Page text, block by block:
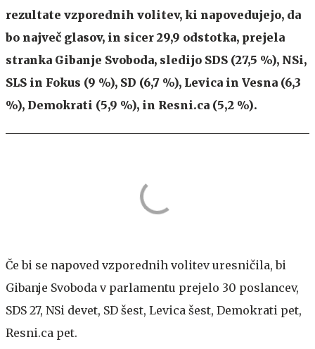
rezultate vzporednih volitev, ki napovedujejo, da
bo največ glasov, in sicer 29,9 odstotka, prejela
stranka Gibanje Svoboda, sledijo SDS (27,5 %), NSi,
SLS in Fokus (9 %), SD (6,7 %), Levica in Vesna (6,3
%), Demokrati (5,9 %), in Resni.ca (5,2 %).
Če bi se napoved vzporednih volitev uresničila, bi
Gibanje Svoboda v parlamentu prejelo 30 poslancev,
SDS 27, NSi devet, SD šest, Levica šest, Demokrati pet,
Resni.ca pet.